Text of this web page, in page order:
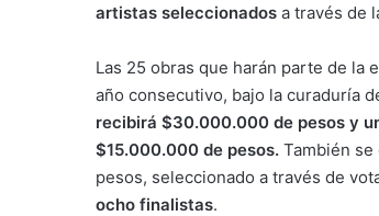
artistas seleccionados a través de
Las 25 obras que harán parte de la
año consecutivo, bajo la curaduría
recibirá $30.000.000 de pesos y
$15.000.000 de pesos. También
pesos, seleccionado a través de
ocho finalistas.